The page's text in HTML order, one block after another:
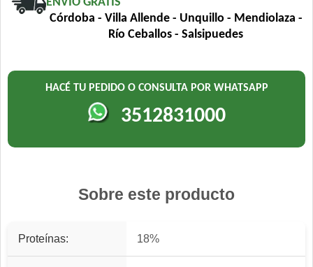
Córdoba - Villa Allende - Unquillo - Mendiolaza -
Río Ceballos - Salsipuedes
HACÉ TU PEDIDO O CONSULTA POR WHATSAPP
3512831000
Sobre este producto
Proteínas: 18%